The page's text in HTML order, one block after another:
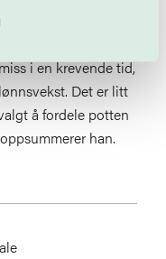
er den mest
i en krevende tid,
Det er litt
å fordele potten
han.